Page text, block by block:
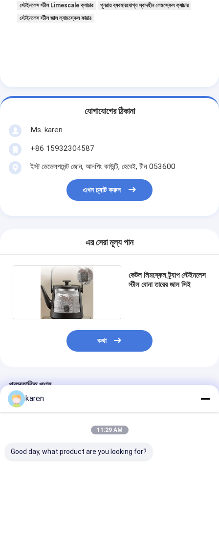
তারের দড়ি জাল
অ্যালুমিনিয়াম চেইন ফ্লাই স্ক্রিন
মৌমাছির চাকের জাল
স্টেইনলেস স্টীল Limescale ক্যাচার
পুনরায় ব্যবহারযোগ্য স্বাদহীন লেমস্কেল ক্যাচার
স্টেইনলেস স্টীল জাল ল্যামস্কেল ফায়ার
যোগাযোগের ঠিকানা
Ms. karen
+86 15932304587
ইস্ট ডেভেলপমেন্ট জোন, আনপিং কাউন্টি, হেবেই, চীন 053600
এখন চ্যাট করুন
এর সেরা মূল্য পান
কেটল লিমস্কেল ট্র্যাপ স্টেইনলেস
স্টীল বোনা তারের জাল সিই
কথা
প্রস্তাবিত পণ্য
karen
11:29 AM
Good day, what product are you looking for?